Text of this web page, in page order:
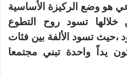
هو وضع الركيزة الأساسية
تسود روح التطوع
،حيث تسود الألفة بين فئات
يداً واحدة تبني مجتمعا